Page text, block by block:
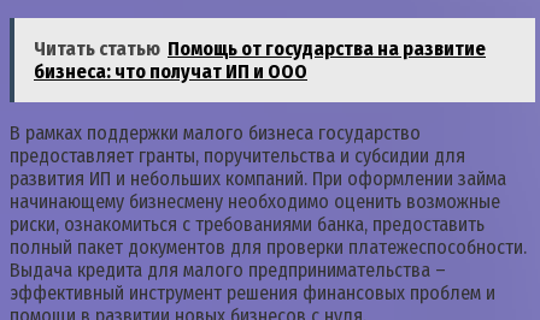
Читать статью Помощь от государства на развитие
бизнеса: что получат ИП и ООО
В рамках поддержки малого бизнеса государство
предоставляет гранты, поручительства и субсидии для
развития ИП и небольших компаний. При оформлении займа
начинающему бизнесмену необходимо оценить возможные
риски, ознакомиться с требованиями банка, предоставить
полный пакет документов для проверки платежеспособности.
Выдача кредита для малого предпринимательства –
эффективный инструмент решения финансовых проблем и
помощи в развитии новых бизнесов с нуля.